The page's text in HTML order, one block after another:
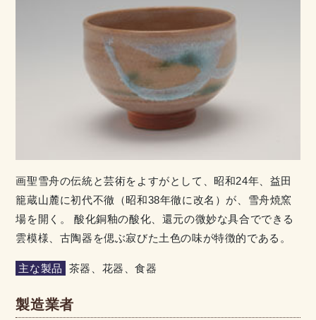
画聖雪舟の伝統と芸術をよすがとして、昭和24年、益田
籠蔵山麓に初代不徹（昭和38年徹に改名）が、雪舟焼窯
場を開く。 酸化銅釉の酸化、還元の微妙な具合でできる
雲模様、古陶器を偲ぶ寂びた土色の味が特徴的である。
主な製品 茶器、花器、食器
製造業者